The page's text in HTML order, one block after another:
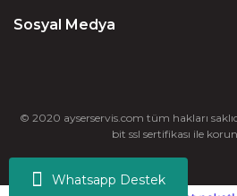
Whatsapp Destek
Sosyal Medya
© 2020 ayserservis.com tüm hakları
bit ssl sertifikası ile